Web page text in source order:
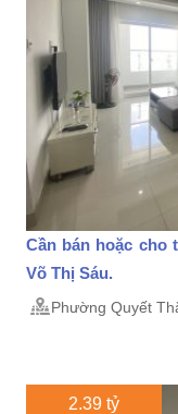
Cần bán hoặc cho
Võ Thị Sáu.
Phường Quyết
2.39 tỷ